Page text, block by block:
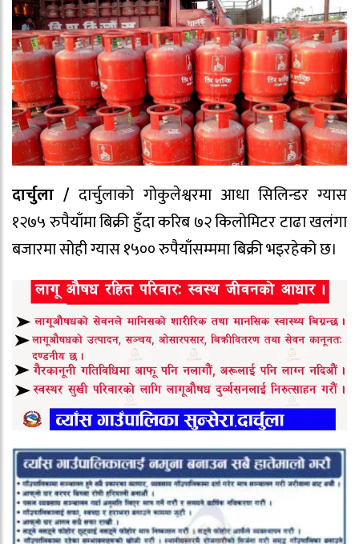
दार्चुला /दार्चुलाको गोकुलेश्वरमा आधा सिलिन्डर ग्यास
१२७५ रुपैयाँमा बिक्री हुँदा करिब ७२ किलोमिटर टाढा खलंगा
बजारमा सोही ग्यास १५०० रुपैयाँसम्ममा बिक्री भइरहेको छ।